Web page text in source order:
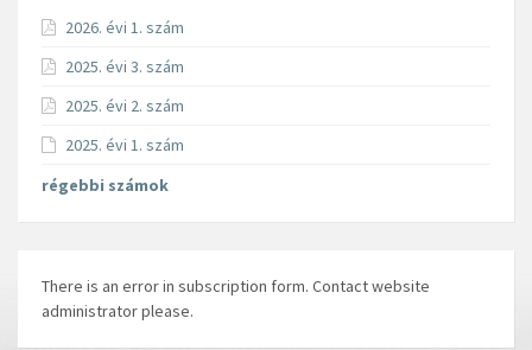
2026. évi 1. szám
2025. évi 3. szám
2025. évi 2. szám
2025. évi 1. szám
régebbi számok
There is an error in subscription form. Contact website
administrator please.